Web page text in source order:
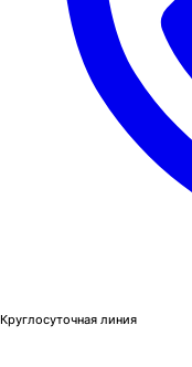
Круглосуточная линия